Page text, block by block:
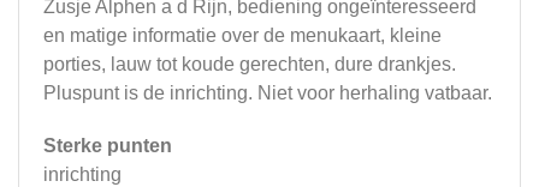
Zusje Alphen a d Rijn, bediening ongeïnteresseerd
en matige informatie over de menukaart, kleine
porties, lauw tot koude gerechten, dure drankjes.
Pluspunt is de inrichting. Niet voor herhaling vatbaar.
Sterke punten
inrichting